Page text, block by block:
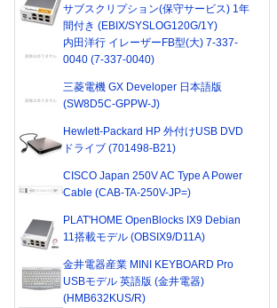
サブスクリプション(保守サービス) 1年
間付き (EBIX/SYSLOG120G/1Y)
内田洋行 イレーザーFB型(大) 7-337-
0040 (7-337-0040)
三菱電機 GX Developer 日本語版
(SW8D5C-GPPW-J)
Hewlett-Packard HP 外付けUSB DVD
ドライブ (701498-B21)
CISCO Japan 250V AC Type A Power
Cable (CAB-TA-250V-JP=)
PLAT'HOME OpenBlocks IX9 Debian
11搭載モデル (OBSIX9/D11A)
金井電器産業 MINI KEYBOARD Pro
USBモデル 英語版 (金井電器)
(HMB632KUS/R)